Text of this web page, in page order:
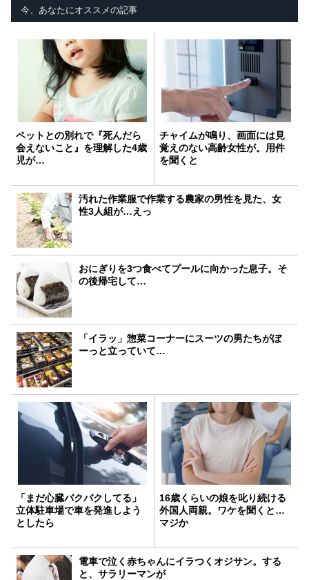
今、あなたにオススメの記事
ペットとの別れで『死んだら
会えないこと』を理解した4歳
児が…
チャイムが鳴り、画面には見
覚えのない高齢女性が。用件
を聞くと
汚れた作業服で作業する農家の男性を見た、女
性3人組が…えっ
おにぎりを3つ食べてプールに向かった息子。そ
の後帰宅して…
「イラッ」惣菜コーナーにスーツの男たちがぼ
ーっと立っていて…
「まだ心臓バクバクしてる」
立体駐車場で車を発進しよう
としたら
16歳くらいの娘を叱り続ける
外国人両親。ワケを聞くと…
マジか
電車で泣く赤ちゃんにイラつくオジサン。する
と、サラリーマンが